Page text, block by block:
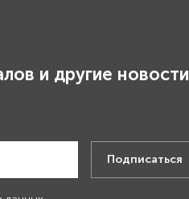
и другие новости
Подписаться